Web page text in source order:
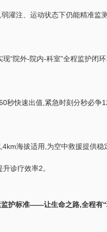
灌注、运动状态下仍能精准监测
“院外-院内-科室”全程监护闭环
秒快速出值,紧急时刻分秒必争
海拔适用,为空中救援提供稳
诊疗效率2。
护标准——让生命之路,全程有“